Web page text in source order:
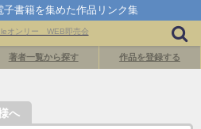
書籍を集めた作品リンク集
著者一覧から探す 作品を登録する
へ